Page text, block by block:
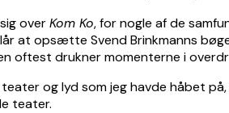
overKom Ko, for nogle af de
at opsætte Svend Brinkmanns
oftest drukner momenterne i
og lyd som jeg havde håbet
teater.